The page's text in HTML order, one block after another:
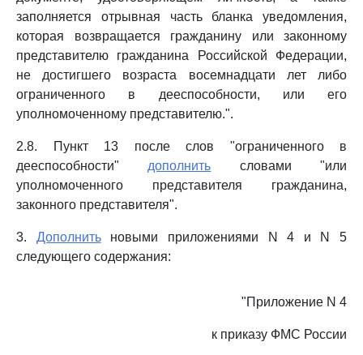
заполняется отрывная часть бланка уведомления,
которая возвращается гражданину или законному
представителю гражданина Российской Федерации,
не достигшего возраста восемнадцати лет либо
ограниченного в дееспособности, или его
уполномоченному представителю.".
2.8. Пункт 13 после слов "ограниченного в
дееспособности" дополнить словами "или
уполномоченного представителя гражданина,
законного представителя".
3. Дополнитьновыми приложениями N 4 и N 5
следующего содержания:
"Приложение N 4
к приказу ФМС России